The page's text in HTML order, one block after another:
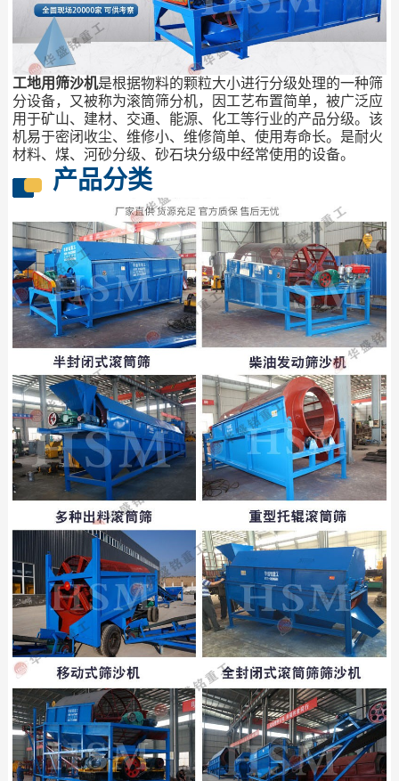
工地用筛沙机是根据物料的颗粒大小进行分级处理的一种筛
分设备，又被称为滚筒筛分机，因工艺布置简单，被广泛应
用于矿山、建材、交通、能源、化工等行业的产品分级。该
机易于密闭收尘、维修小、维修简单、使用寿命长。是耐火
材料、煤、河砂分级、砂石块分级中经常使用的设备。
产品分类